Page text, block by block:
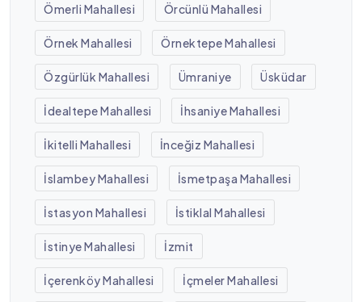
Ömerli Mahallesi Örcünlü Mahallesi
Örnek Mahallesi Örnektepe Mahallesi
Özgürlük Mahallesi Ümraniye Üsküdar
İdealtepe Mahallesi İhsaniye Mahallesi
İkitelli Mahallesi İnceğiz Mahallesi
İslambey Mahallesi İsmetpaşa Mahallesi
İstasyon Mahallesi İstiklal Mahallesi
İstinye Mahallesi İzmit
İçerenköy Mahallesi İçmeler Mahallesi